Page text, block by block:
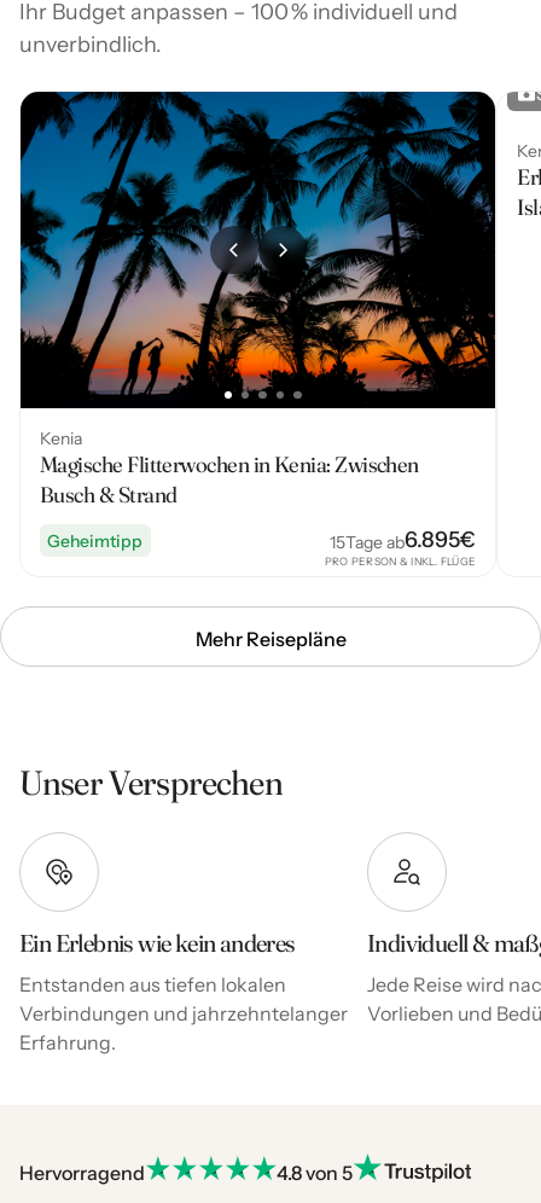
Ihr Budget anpassen – 100 % individuell und
unverbindlich.
Kenia
Magische Flitterwochen in Kenia: Zwischen
Busch & Strand
Geheimtipp 15Tage ab6.895€
PRO PERSON & INKL. FLÜGE
Mehr Reisepläne
Unser Versprechen
Ein Erlebnis wie kein anderes
Entstanden aus tiefen lokalen
Verbindungen und jahrzehntelanger
Erfahrung.
Individuell &
Jede Reise wird
Vorlieben und
Hervorragend 4.8 von 5